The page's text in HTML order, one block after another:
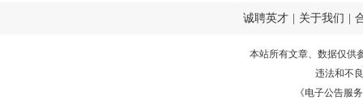
诚聘英才 关于我们
本站所有文章、数据仅供
违法和不
《电子公告服务